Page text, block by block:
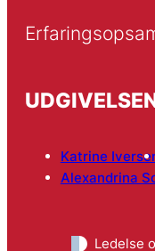
Katrine
Alexandrina
Ledelse